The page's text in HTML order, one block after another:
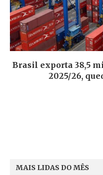
Brasil exporta 38,5
2025/26,
MAIS LIDAS DO MÊS